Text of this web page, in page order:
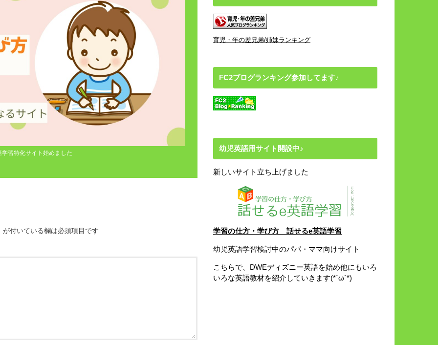
学習特化サイト始めました
が付いている欄は必須項目です
育児・年の差兄弟/姉妹ランキング
FC2ブログランキング参加してます♪
幼児英語用サイト開設中♪
新しいサイト立ち上げました
学習の仕方・学び方 話せるe英語学習
幼児英語学習検討中のパパ・ママ向けサイト
こちらで、DWEディズニー英語を始め他にもいろ
いろな英語教材を紹介していきます(*´ω`*)